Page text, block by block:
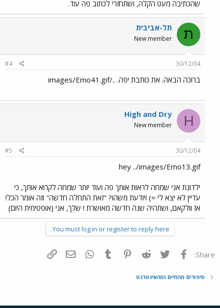
שהכתיבה מעט הקלה, ושתחזרי לכתוב פה עוד.
ת תל-אביבית
New member
30/12/04
#4
ברוכה הבאה. את כותבת יפה. ../images/Emo41.gif
H
High and Dry
New member
30/12/04
#5
hey ../images/Emo13.gif
ילדונת אני שמחה לראות אותך פה ועוד יותר שמחה לקרוא אותך, כי
עדיין לא יצא לי =) ויודעת משהו? "זאת התחלה חדשה" וזה אומר הכל!
אז וולקאם, ושתהיה שנה חדשה מאושרת ! שלך, אני (אופטימית היום)
You must log in or register to reply here.
Share: פייסבוק Twitter
Reddit
Pinterest
Tumblr
WhatsAppדואר אלקטרוני
סיפורים מהחיים ומהאינטרנט